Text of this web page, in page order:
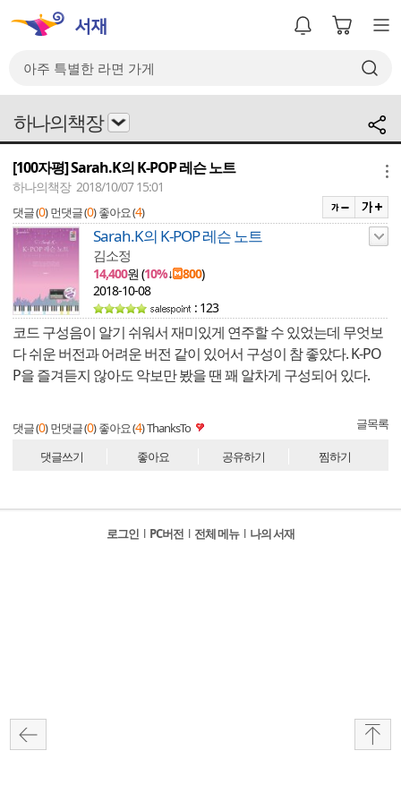
하나의책장
[100자평] Sarah.K의 K-POP 레슨 노트
하나의책장 2018/10/07 15:01
댓글 (0) 먼댓글 (0) 좋아요 (4)
Sarah.K의 K-POP 레슨 노트
김소정
14,400원 (10%↓ 800)
2018-10-08
: 123
코드 구성음이 알기 쉬워서 재미있게 연주할 수 있었는데 무엇보
다 쉬운 버전과 어려운 버전 같이 있어서 구성이 참 좋았다. K-PO
P을 즐겨듣지 않아도 악보만 봤을 땐 꽤 알차게 구성되어 있다.
댓글 (0) 먼댓글 (0) 좋아요 (4)ThanksTo 글목록
댓글쓰기 좋아요 공유하기 찜하기
로그인 l PC버전 l 전체 메뉴 l 나의 서재